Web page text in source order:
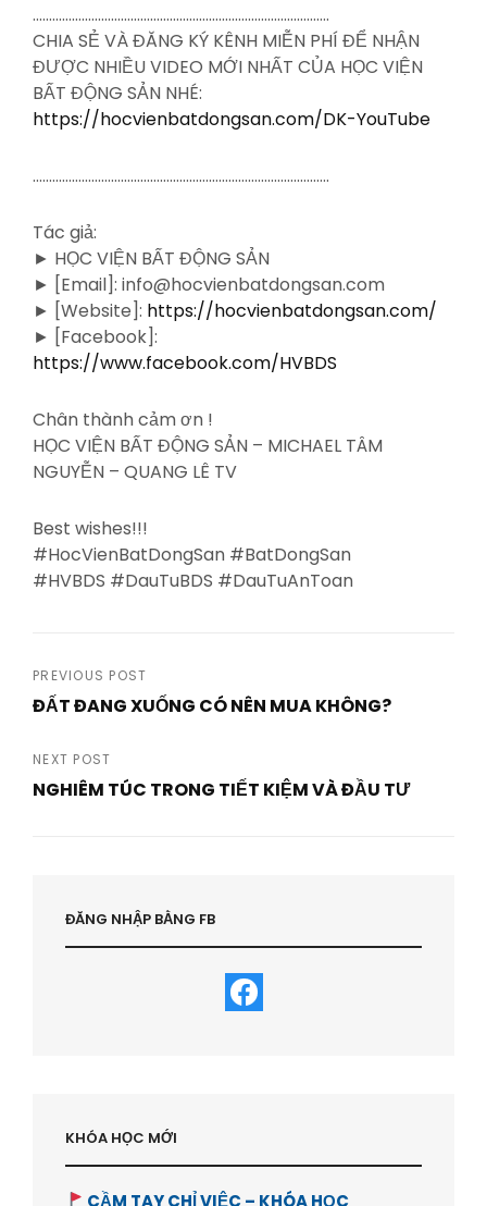
……………………………………………………………………………….
CHIA SẺ VÀ ĐĂNG KÝ KÊNH MIỄN PHÍ ĐỂ NHẬN
ĐƯỢC NHIỀU VIDEO MỚI NHẤT CỦA HỌC VIỆN
BẤT ĐỘNG SẢN NHÉ:
https://hocvienbatdongsan.com/DK-YouTube
……………………………………………………………………………….
Tác giả:
► HỌC VIỆN BẤT ĐỘNG SẢN
► [Email]: info@hocvienbatdongsan.com
► [Website]: https://hocvienbatdongsan.com/
► [Facebook]:
https://www.facebook.com/HVBDS
Chân thành cảm ơn !
HỌC VIỆN BẤT ĐỘNG SẢN – MICHAEL TÂM
NGUYỄN – QUANG LÊ TV
Best wishes!!!
#HocVienBatDongSan #BatDongSan
#HVBDS #DauTuBDS #DauTuAnToan
Post
PREVIOUS POST
ĐẤT ĐANG XUỐNG CÓ NÊN MUA KHÔNG?
Post
NEXT POST
NGHIÊM TÚC TRONG TIẾT KIỆM VÀ ĐẦU TƯ
ĐĂNG NHẬP BẰNG FB
KHÓA HỌC MỚI
CẦM TAY CHỈ VIỆC – KHÓA HỌC